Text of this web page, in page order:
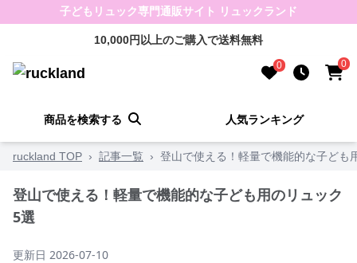
子どもリュック専門通販サイト リュックランド
10,000円以上のご購入で送料無料
0 0
商品を検索する 人気ランキング
ruckland TOP › 記事一覧 › 登山で使える！軽量で機能的な子ども
登山で使える！軽量で機能的な子ども用のリュック
5選
更新日 2026-07-10